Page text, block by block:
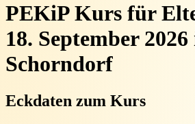
PEKiP Kurs für
18. September
Schorndorf
Eckdaten zum Kurs